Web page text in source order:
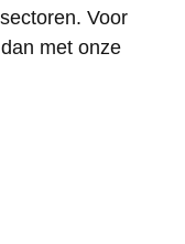
Voor
met onze